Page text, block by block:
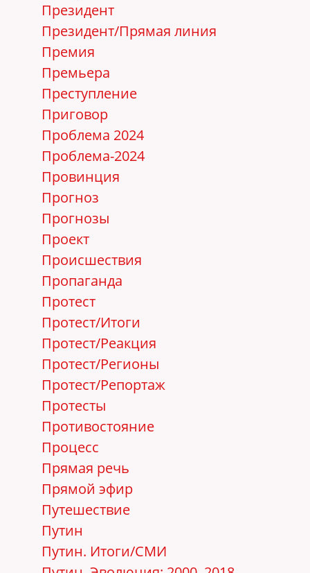
Президент
Президент/Прямая линия
Премия
Премьера
Преступление
Приговор
Проблема 2024
Проблема-2024
Провинция
Прогноз
Прогнозы
Проект
Происшествия
Пропаганда
Протест
Протест/Итоги
Протест/Реакция
Протест/Регионы
Протест/Репортаж
Протесты
Противостояние
Процесс
Прямая речь
Прямой эфир
Путешествие
Путин
Путин. Итоги/СМИ